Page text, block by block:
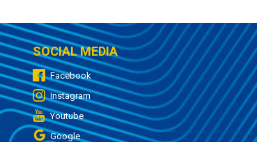
SOCIAL MEDIA
Facebook
Instagram
Youtube
Google